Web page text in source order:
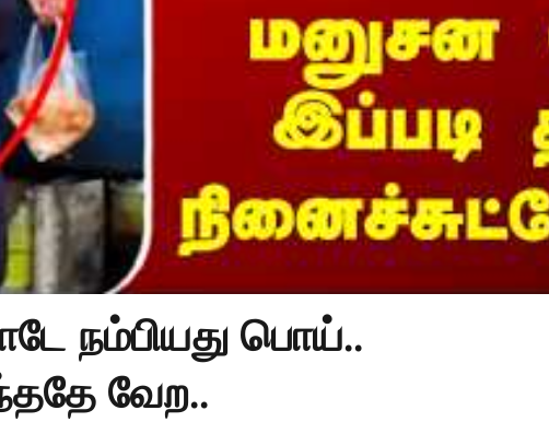
நம்பியது பொய்..
வேற..